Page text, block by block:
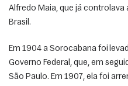
Alfredo Maia, que já controlava
Brasil.
Em 1904 a Sorocabana foi
Governo Federal, que, em
São Paulo. Em 1907, ela foi